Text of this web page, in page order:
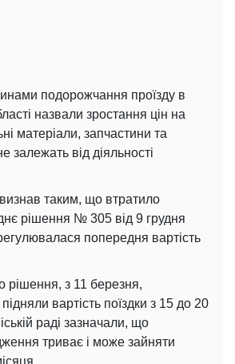
подорожчання проїзду в
назвали зростання цін на
матеріали, запчастини та
залежать від діяльності
таким, що втратило
рішення № 305 від 9 грудня
попередня вартість
рішення, з 11 березня,
вартість поїздки з 15 до 20
раді зазначали, що
триває і може зайняти